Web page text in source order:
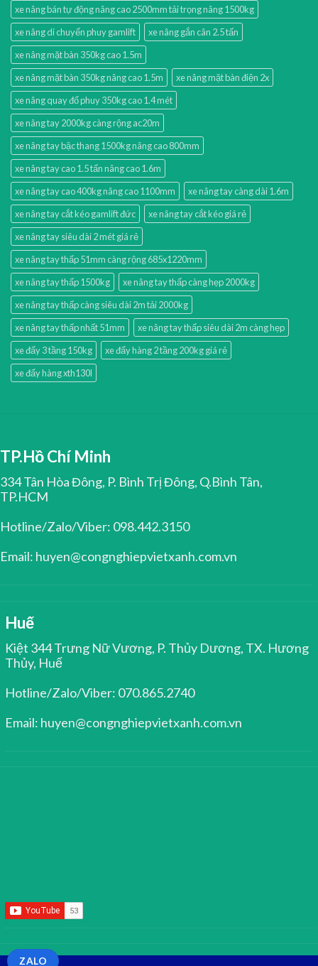
xe nâng bán tự động nâng cao 2500mm tải trọng nâng 1500kg
xe nâng di chuyển phuy gamlift
xe nâng gắn cân 2.5 tấn
xe nâng mặt bàn 350kg cao 1.5m
xe nâng mặt bàn 350kg nâng cao 1.5m
xe nâng mặt bàn điện 2x
xe nâng quay đổ phuy 350kg cao 1.4 mét
xe nâng tay 2000kg càng rộng ac20m
xe nâng tay bậc thang 1500kg nâng cao 800mm
xe nâng tay cao 1.5 tấn nâng cao 1.6m
xe nâng tay cao 400kg nâng cao 1100mm
xe nâng tay càng dài 1.6m
xe nâng tay cắt kéo gamlift đức
xe nâng tay cắt kéo giá rẻ
xe nâng tay siêu dài 2 mét giá rẻ
xe nâng tay thấp 51mm càng rộng 685x1220mm
xe nâng tay thấp 1500kg
xe nâng tay thấp càng hẹp 2000kg
xe nâng tay thấp càng siêu dài 2m tải 2000kg
xe nâng tay thấp nhất 51mm
xe nâng tay thấp siêu dài 2m càng hẹp
xe đẩy 3 tầng 150kg
xe đẩy hàng 2 tầng 200kg giá rẻ
xe đẩy hàng xth130l
TP.Hồ Chí Minh
334 Tân Hòa Đông, P. Bình Trị Đông, Q.Bình Tân,
TP.HCM
Hotline/Zalo/Viber: 098.442.3150
Email: huyen@congnghiepvietxanh.com.vn
Huế
Kiệt 344 Trưng Nữ Vương, P. Thủy Dương, TX. Hương
Thủy, Huế
Hotline/Zalo/Viber: 070.865.2740
Email: huyen@congnghiepvietxanh.com.vn
ZALO